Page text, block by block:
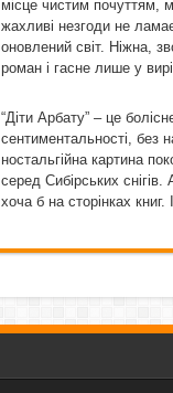
місце чистим почуттям,
жахливі незгоди не
оновлений світ. Ніжна,
роман і гасне лише у
“Діти Арбату” – це
сентиментальності, без
ностальгійна картина
серед Сибірських снігів.
хоча б на сторінках